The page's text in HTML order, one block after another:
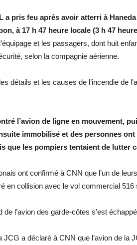
a pris feu après avoir atterri à
à 17 h 47 heure locale (3 h 47
et les passagers, dont huit
selon la compagnie aérienne.
détails et les causes de l’incendie de
l’avion de ligne en mouvement,
immobilisé et des personnes
que les pompiers tentaient de lutter
ont confirmé à CNN que l’un de
en collision avec le vol commercial 516
de l’avion des garde-côtes s’est
JCG a déclaré à CNN que l’avion de la